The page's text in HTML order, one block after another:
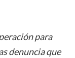
para
denuncia que